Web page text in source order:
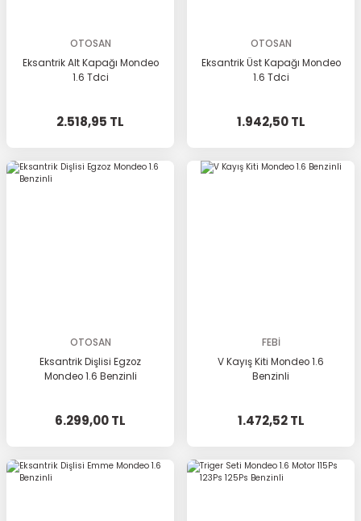
OTOSAN
Eksantrik Alt Kapağı Mondeo
1.6 Tdci
2.518,95 TL
OTOSAN
Eksantrik Üst Kapağı Mondeo
1.6 Tdci
1.942,50 TL
OTOSAN
Eksantrik Dişlisi Egzoz
Mondeo 1.6 Benzinli
6.299,00 TL
FEBİ
V Kayış Kiti Mondeo 1.6
Benzinli
1.472,52 TL